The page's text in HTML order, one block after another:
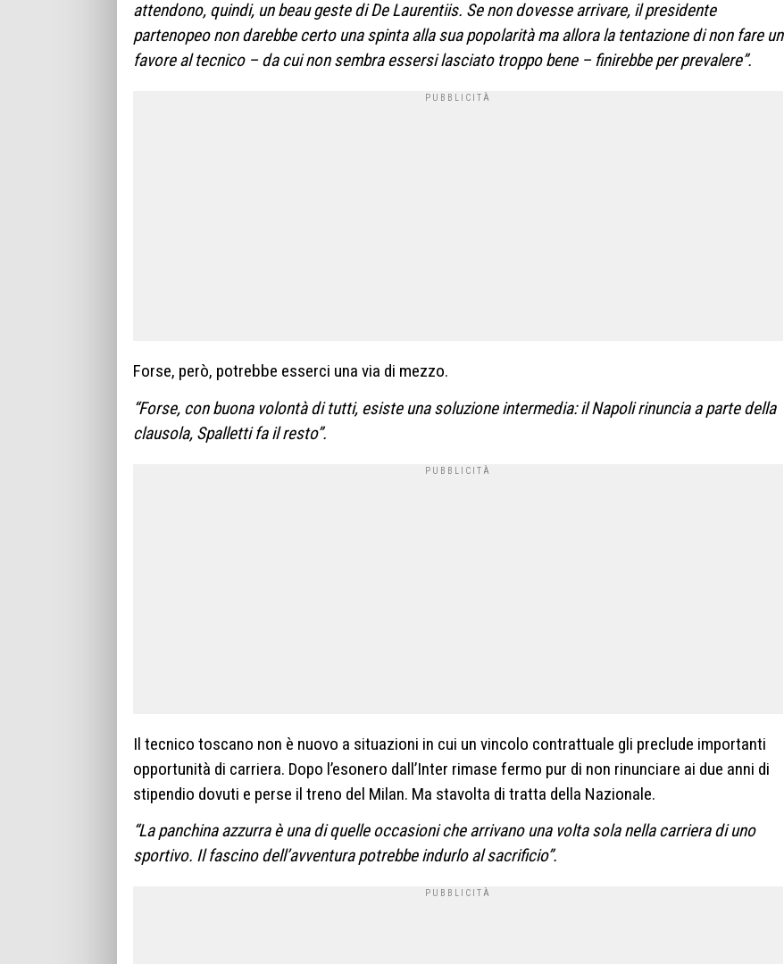
attendono, quindi, un beau geste di De Laurentiis. Se non dovesse arrivare, il presidente
partenopeo non darebbe certo una spinta alla sua popolarità ma allora la tentazione di non fare un
favore al tecnico – da cui non sembra essersi lasciato troppo bene – finirebbe per prevalere”.
Forse, però, potrebbe esserci una via di mezzo.
“Forse, con buona volontà di tutti, esiste una soluzione intermedia: il Napoli rinuncia a parte della
clausola, Spalletti fa il resto”.
Il tecnico toscano non è nuovo a situazioni in cui un vincolo contrattuale gli preclude importanti
opportunità di carriera. Dopo l’esonero dall’Inter rimase fermo pur di non rinunciare ai due anni di
stipendio dovuti e perse il treno del Milan. Ma stavolta di tratta della Nazionale.
“La panchina azzurra è una di quelle occasioni che arrivano una volta sola nella carriera di uno
sportivo. Il fascino dell’avventura potrebbe indurlo al sacrificio”.